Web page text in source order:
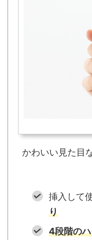
かわいい見た目
挿入して
り
4段階の